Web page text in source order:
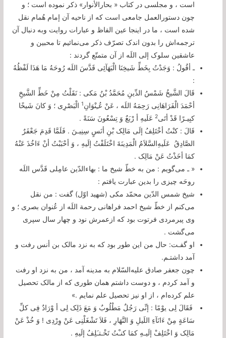
است ، و مجلسی در کتاب « بحارالأنوار» ذکر نموده است ؛ و
چون دستورالعمل جامعی است که از ناحیه‌ آن إمام هُمام نقل
شده است ، ما در اینجا عین الفاظ و عبارات روایت وبه دنبال آن
ترجمه‌اش را بدون اندک تصرّف ذکر می‌نمائیم تا محبین و
عاشقین سلوک إلی اللَه از آن متمتّع گردند :
ـ أقُولُ : وَجَدْتُ بِخَطِّ شَیخِنَا الْبَهَآئِی قَدَّسَ اللَه رُوحَهُ مَا هَذَا لَفْظُهُ
:
قَالَ الشَّیخُ شَمْسُ الدِّینِ مُحَمَّدُ بْنُ مَکی : نَقَلْتُ مِنْ خَطِّ الشَّیخِ
أحْمَدَ الْفَرَاهَانِی رَحِمَهُ اللَه ، عَنْ عُـِنْوَانِ1 الْبَصْرِی ؛ وَ کانَ شَیخًا
کبِیـرًا قَدْ أتَی2 عَلَیهِ أ رْبَعٌ وَ تِسْعُونَ سَنَةً .
قَالَ : کنْتُ أخْتَلِفُ إلَی مَالِک بْنِ أنَسٍ سِنِیـنَ . فَلَمَّا قَدِمَ جَعْفَرٌ
الصَّادِقُ عَلَیهِ‌السَّلاَمُ الْمَدِینَةَ اخْتَلَفْتُ إلَیهِ ، وَ أحْبَبْتُ أنْ ءَ‌اخُذَ عَنْهُ
کمَا أخَذْتُ عَنْ مَالِک .
« ـ می‌گویم : من به خطّ شیخ ما : بهاء‌الدّین عامِلی قَدَّس اللَه
روحَه چیزی را بدین عبارت یافتم :
شیخ شمس الدّین محمّد مکی (شهید اوّل) گفت : من نقل
می‌کنم از خطّ شیخ احمد فراهانی رحمة اللَه از عُنوان بصری ؛ و
وی پیرمردی فرتوت بود که ازعمرش نود و چهار سال سپری
می‌گشت .
او گفـت: حال من این طور بود که به نزد مالک بن أنس رفت و
آمد داشتـم.
چون جعفر صادق علیه‌السّلام به مدینه آمد ، من به نزد او رفت
و آمد کردم ، و دوست داشتم همان طوری که از مالک تحصیل
علم کرده‌ام ، از او نیز تحصیل علم نمایم .»
فَقَالَ لِی یوْمًا : إنِّی رَجُلٌ مَطْلُوبٌ وَ مَعَ ذَلِک لِی أ وْرَادٌ فِی کلِّ
سَاعَةٍ مِنْ ءَ‌انَآءِ اللَیلِ وَ النَّهَارِ ، فَلاَ تَشْغَلْنِی عَنْ وِرْدِی ! وَ خُذْ عَنْ
مَالِک وَ اخْتَلِفْ إلَیـهِ کمَا کنـْتُ تَخْـتـَلِفُ إلَیهِ .